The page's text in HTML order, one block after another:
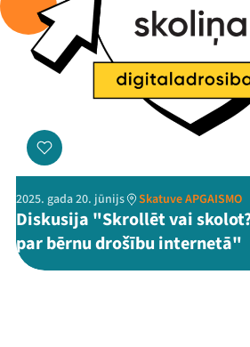
Ziedo
Kontakti
2025. gada 20. jūnijs Skatuve APGAISMO
Diskusija "Skrollēt vai
par bērnu drošību internetā"